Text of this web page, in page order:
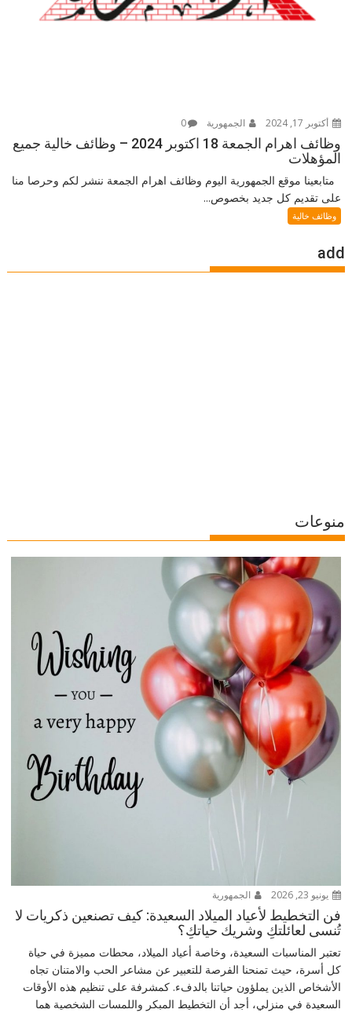
أكتوبر 17, 2024 الجمهورية 0
وظائف اهرام الجمعة 18 اكتوبر 2024 – وظائف خالية جميع
المؤهلات
متابعينا موقع الجمهورية اليوم وظائف اهرام الجمعة ننشر لكم وحرصا منا
على تقديم كل جديد بخصوص...
وظائف خالية
add
منوعات
يونيو 23, 2026 الجمهورية
فن التخطيط لأعياد الميلاد السعيدة: كيف تصنعين ذكريات لا
تُنسى لعائلتكِ وشريك حياتكِ؟
تعتبر المناسبات السعيدة، وخاصة أعياد الميلاد، محطات مميزة في حياة
كل أسرة، حيث تمنحنا الفرصة للتعبير عن مشاعر الحب والامتنان تجاه
الأشخاص الذين يملؤون حياتنا بالدفء. كمشرفة على تنظيم هذه الأوقات
السعيدة في منزلي، أجد أن التخطيط المبكر واللمسات الشخصية هما